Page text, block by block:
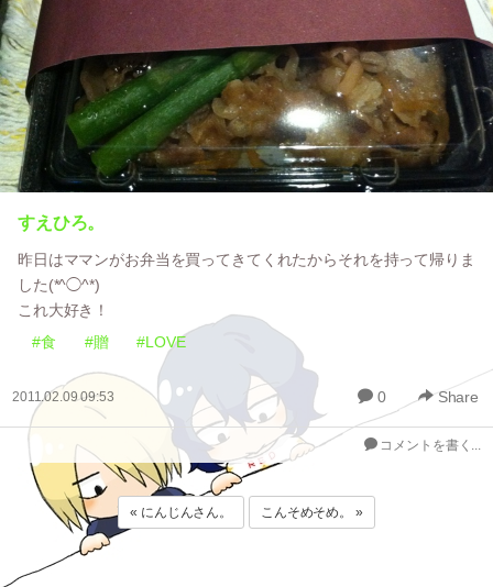
すえひろ。
昨日はママンがお弁当を買ってきてくれたからそれを持って帰りま
した(*^◯^*)
これ大好き！
#食
#贈 #LOVE
2011.02.09 09:53 0 Share
コメントを書く...
« にんじんさん。 こんそめそめ。 »